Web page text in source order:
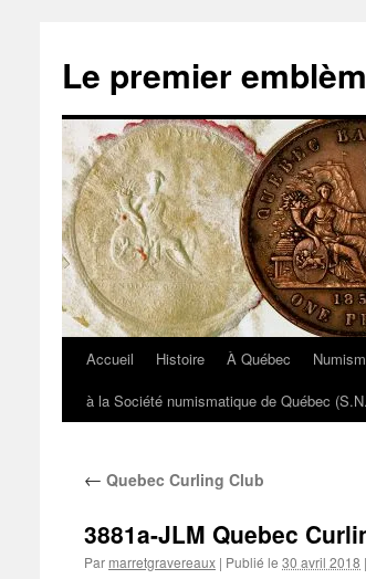
contenu
Le premier
Accueil Histoire À Québec
à la Société numismatique de Québec
← Quebec Curling Club
3881a-JLM Quebec
Par marretgravereaux | Publié le 30 avril 2018 |